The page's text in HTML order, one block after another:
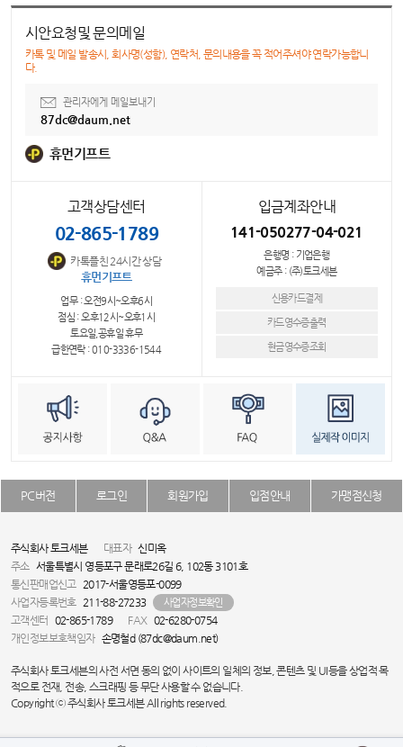
시안요청및 문의메일
카톡 및 메일 발송시, 회사명(성함), 연락처, 문의내용을 꼭 적어주셔야 연락가능합니
다.
관리자에게 메일보내기
87dc@daum.net
휴먼기프트
고객상담센터
02-865-1789
카톡플친 24시간 상담
휴먼기프트
업무 : 오전9시~오후6시
점심 : 오후12시~오후1시
토요일,공휴일 휴무
급한연락 : 010-3336-1544
입금계좌안내
141-050277-04-021
은행명 : 기업은행
예금주 : (주)토크세븐
신용카드결제
카드영수증출력
현금영수증조회
PC버전 로그인 회원가입 입점안내 가맹점신청
주식회사 토크세븐 대표자 신미옥
주소 서울특별시 영등포구 문래로26길 6, 102동 3101호
통신판매업신고 2017-서울영등포-0099
사업자등록번호 211-88-27233 사업자정보확인
고객센터 02-865-1789 FAX 02-6280-0754
개인정보보호책임자 손명철d (87dc@daum.net)
주식회사 토크세븐의 사전 서면 동의 없이 사이트의 일체의 정보, 콘텐츠 및 UI등을 상업적 목
적으로 전재, 전송, 스크래핑 등 무단 사용할 수 없습니다.
Copyright ⓒ 주식회사 토크세븐 All rights reserved.